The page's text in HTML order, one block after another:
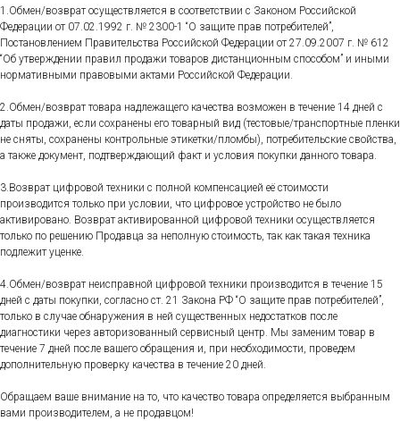
1.Обмен/возврат осуществляется в соответствии с Законом Российской
Федерации от 07.02.1992 г. № 2300-1 “О защите прав потребителей”,
Постановлением Правительства Российской Федерации от 27.09.2007 г. № 612
“Об утверждении правил продажи товаров дистанционным способом” и иными
нормативными правовыми актами Российской Федерации.
2.Обмен/возврат товара надлежащего качества возможен в течение 14 дней с
даты продажи, если сохранены его товарный вид (тестовые/транспортные пленки
не сняты, сохранены контрольные этикетки/пломбы), потребительские свойства,
а также документ, подтверждающий факт и условия покупки данного товара.
3.Возврат цифровой техники с полной компенсацией её стоимости
производится только при условии, что цифровое устройство не было
активировано. Возврат активированной цифровой техники осуществляется
только по решению Продавца за неполную стоимость, так как такая техника
подлежит уценке.
4.Обмен/возврат неисправной цифровой техники производится в течение 15
дней с даты покупки, согласно ст. 21 Закона РФ “О защите прав потребителей”,
только в случае обнаружения в ней существенных недостатков после
диагностики через авторизованный сервисный центр. Мы заменим товар в
течение 7 дней после вашего обращения и, при необходимости, проведем
дополнительную проверку качества в течение 20 дней.
Обращаем ваше внимание на то, что качество товара определяется выбранным
вами производителем, а не продавцом!